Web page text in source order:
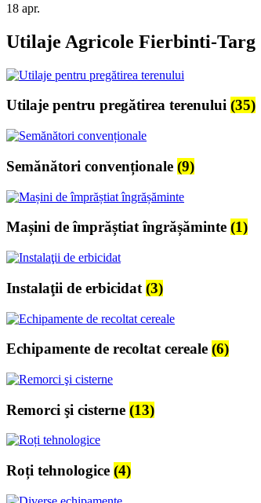
18 apr.
Utilaje Agricole Fierbinti-Targ
Utilaje pentru pregătirea terenului (35)
Semănători convenționale (9)
Mașini de împrăștiat îngrășăminte (1)
Instalaţii de erbicidat (3)
Echipamente de recoltat cereale (6)
Remorci şi cisterne (13)
Roți tehnologice (4)